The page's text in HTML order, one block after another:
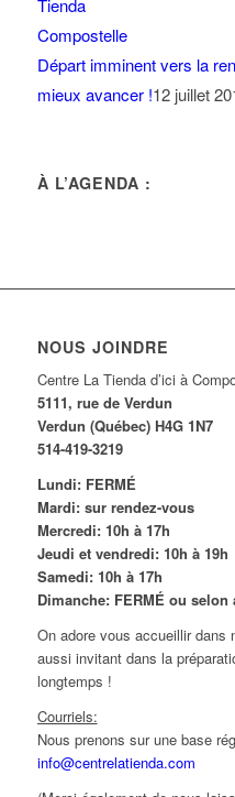
Départ imminent vers la
mieux avancer !12 juillet
À L’AGENDA :
NOUS JOINDRE
Centre La Tienda d’ici à
5111, rue de Verdun
Verdun (Québec) H4G 1N7
514-419-3219
Lundi: FERMÉ
Mardi: sur rendez-vous
Mercredi: 10h à 17h
Jeudi et vendredi: 10h à 19h
Samedi: 10h à 17h
Dimanche: FERMÉ ou
On adore vous accueillir dans
aussi invitant dans la
longtemps !
Courriels:
Nous prenons sur une base
info@centrelatienda.com